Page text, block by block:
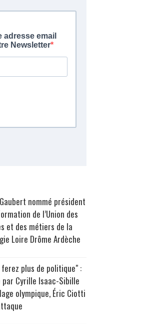
nommé président
de l’Union des
et des métiers de la
Loire Drôme Ardèche
ferez plus de politique" :
par Cyrille Isaac-Sibille
olympique, Éric Ciotti